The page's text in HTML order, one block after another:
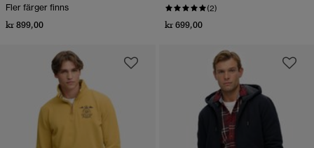
Fler färger finns
kr 899,00
(2)
kr 699,00